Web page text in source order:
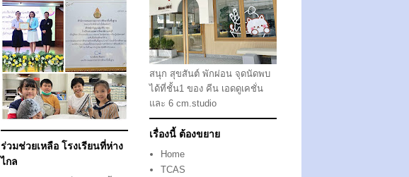
ร่วมช่วยเหลือ โรงเรียนที่ห่าง
ไกล
สนุก สุขสันต์ พักผ่อน จุดนัดพบ
ได้ที่ชั้น1 ของ คีน เอดดูเคชั่น
และ 6 cm.studio
เรื่องนี้ ต้องขยาย
Home
TCAS